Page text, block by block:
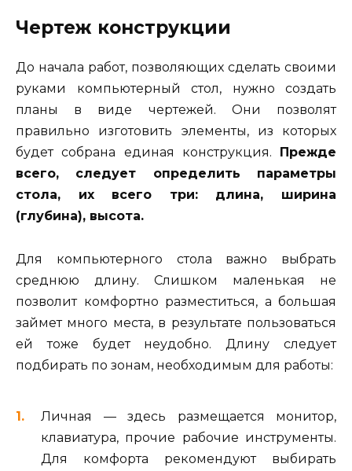
Чертеж конструкции
До начала работ, позволяющих сделать своими
руками компьютерный стол, нужно создать
планы в виде чертежей. Они позволят
правильно изготовить элементы, из которых
будет собрана единая конструкция.
Прежде
всего, следует определить параметры
стола, их всего три: длина, ширина
(глубина), высота.
Для компьютерного стола важно выбрать
среднюю длину. Слишком маленькая не
позволит комфортно разместиться, а большая
займет много места, в результате пользоваться
ей тоже будет неудобно. Длину следует
подбирать по зонам, необходимым для работы:
Личная — здесь размещается монитор,
клавиатура, прочие рабочие инструменты.
Для комфорта рекомендуют выбирать